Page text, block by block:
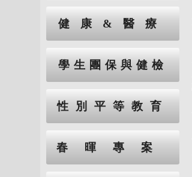
健康&醫療
學生團保與健檢
性別平等教育
春暉專案